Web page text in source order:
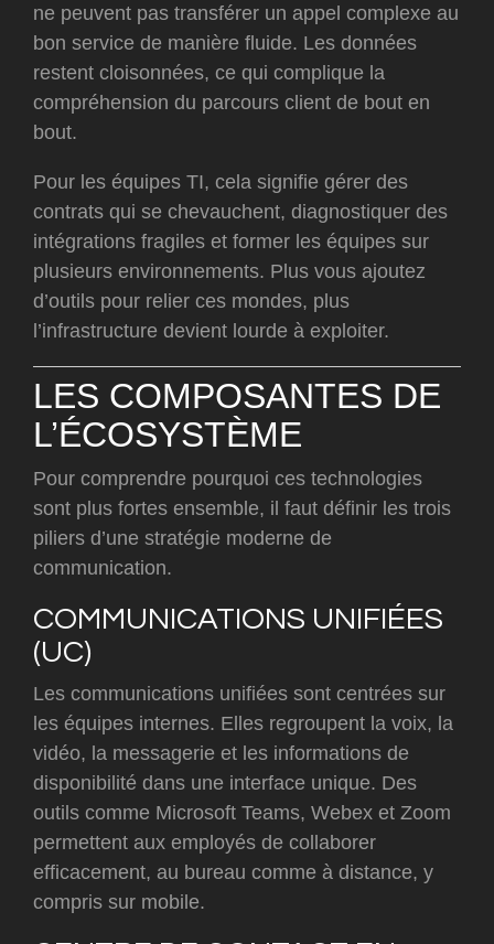
ne peuvent pas transférer un appel complexe au
bon service de manière fluide. Les données
restent cloisonnées, ce qui complique la
compréhension du parcours client de bout en
bout.
Pour les équipes TI, cela signifie gérer des
contrats qui se chevauchent, diagnostiquer des
intégrations fragiles et former les équipes sur
plusieurs environnements. Plus vous ajoutez
d’outils pour relier ces mondes, plus
l’infrastructure devient lourde à exploiter.
LES COMPOSANTES DE
L’ÉCOSYSTÈME
Pour comprendre pourquoi ces technologies
sont plus fortes ensemble, il faut définir les trois
piliers d’une stratégie moderne de
communication.
COMMUNICATIONS UNIFIÉES
(UC)
Les communications unifiées sont centrées sur
les équipes internes. Elles regroupent la voix, la
vidéo, la messagerie et les informations de
disponibilité dans une interface unique. Des
outils comme Microsoft Teams, Webex et Zoom
permettent aux employés de collaborer
efficacement, au bureau comme à distance, y
compris sur mobile.